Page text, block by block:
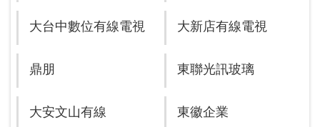
大台中數位有線電視 大新店有線電視
鼎朋 東聯光訊玻璃
大安文山有線 東徽企業